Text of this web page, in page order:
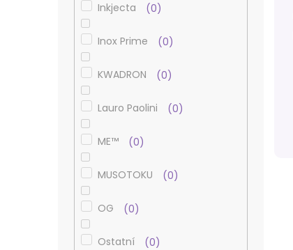
Inkjecta 0
Inox Prime 0
KWADRON 0
Lauro Paolini 0
ME™ 0
MUSOTOKU 0
OG 0
Ostatní 0